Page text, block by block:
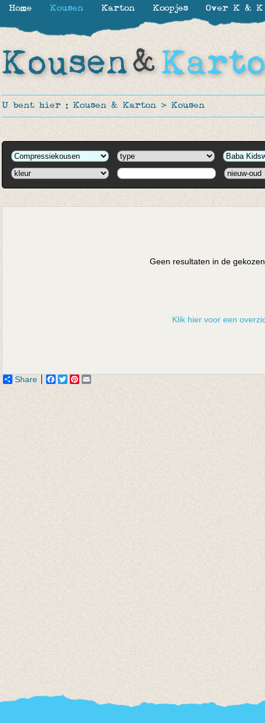
U bent hier : Kousen & Karton > Kousen
Geen resultaten in de
Klik hier voor een
Share Facebook
TwitterPinterest
Home Kousen Karton Koopjes Over K & K